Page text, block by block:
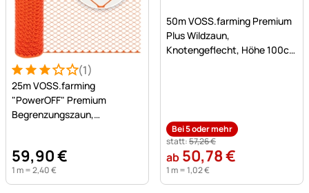
Bewertung: 3 von 5 (1 Bewertungen)
1 Bewertung(1)
25m VOSS.farming
"PowerOFF" Premium
Begrenzungszaun,
59,90€
1 m =2,40€
50m VOSS.farming Premium
Plus Wildzaun,
Knotengeflecht, Höhe 100cm
Bei 5 oder mehr
statt:57,26€
ab 50,78€
1 m =1,02€